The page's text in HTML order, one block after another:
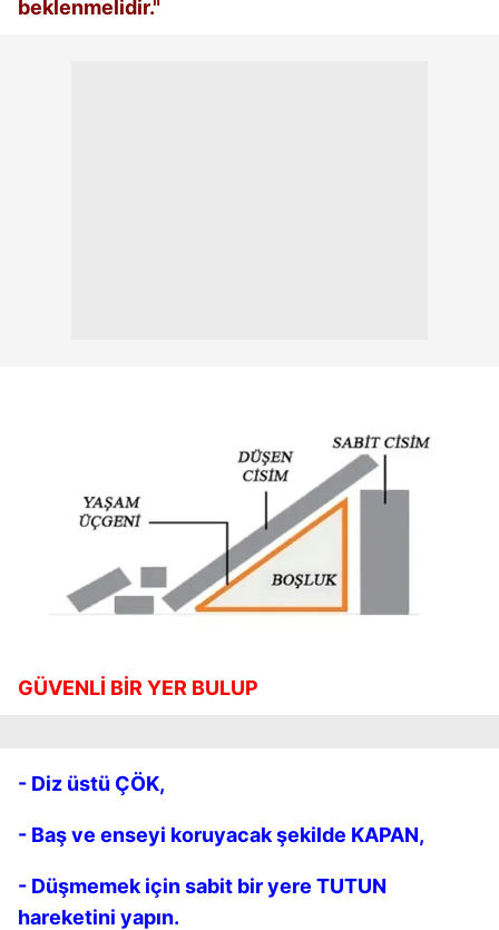
beklenmelidir."
GÜVENLİ BİR YER BULUP
- Diz üstü ÇÖK,
- Baş ve enseyi koruyacak şekilde KAPAN,
- Düşmemek için sabit bir yere TUTUN
hareketini yapın.